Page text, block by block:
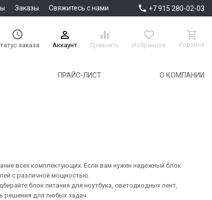
Заказы Свяжитесь с нами  +7 915 280-02-03

заказа

Аккаунт

Сравнить

Избранное

Корзина
ПРАЙС-ЛИСТ О КОМПАНИИ
всех комплектующих. Если вам нужен надежный блок
с различной мощностью.
блок питания для ноутбука, светодиодных лент,
решения для любых задач.